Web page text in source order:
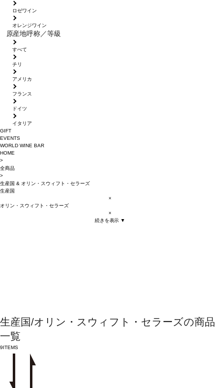
ロゼワイン
オレンジワイン
原産地呼称／等級
すべて
チリ
アメリカ
フランス
ドイツ
イタリア
GIFT
EVENTS
WORLD WINE BAR
HOME
>
全商品
>
生産国 & オリン・スウィフト・セラーズ
生産国
×
オリン・スウィフト・セラーズ
×
続きを表示 ▼
生産国/オリン・スウィフト・セラーズの商品
一覧
9ITEMS